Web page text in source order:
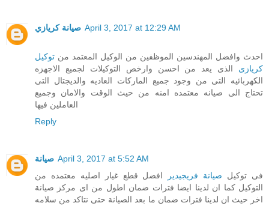
صيانة كريازي April 3, 2017 at 12:29 AM
احدث وافضل المهندسين الموظفين من الوكيل المعتمد من توكيل
كريازى الذى يعد من احسن وارخص التوكيلات لجميع الاجهزه
الكهربائيه التى من وجود جميع الماركات العاديه والديجتال التى
تحتاج الى صيانه معتمده امنه من حيث الوقت والامان وجميع
العاملين فيها
Reply
صيانة April 3, 2017 at 5:52 AM
فى توكيل صيانة فريجيدير
افضل قطع غيار اصليه معتمده من
التوكيل كما ان لدينا ايضا فترات ضمان اطول من اى مركز صيانة
اخر حيث ان لدينا فترات ضمان ما بعد الصيانة حتى نتاكد من سلامه